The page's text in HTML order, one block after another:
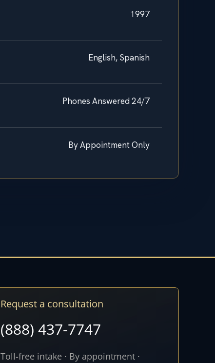
1997
English, Spanish
Phones Answered 24/7
By Appointment Only
Request a consultation
(888) 437-7747
Toll-free intake · By appointment ·